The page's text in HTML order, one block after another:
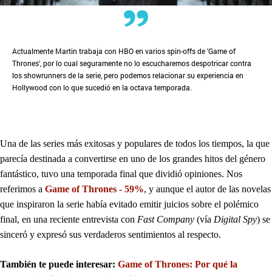
Actualmente Martin trabaja con HBO en varios spin-offs de 'Game of
Thrones', por lo cual seguramente no lo escucharemos despotricar contra
los showrunners de la serie, pero podemos relacionar su experiencia en
Hollywood con lo que sucedió en la octava temporada.
Una de las series más exitosas y populares de todos los tiempos, la que
parecía destinada a convertirse en uno de los grandes hitos del género
fantástico, tuvo una temporada final que dividió opiniones. Nos
referimos a Game of Thrones - 59%, y aunque el autor de las novelas
que inspiraron la serie había evitado emitir juicios sobre el polémico
final, en una reciente entrevista con Fast Company (vía Digital Spy) se
sinceró y expresó sus verdaderos sentimientos al respecto.
También te puede interesar: Game of Thrones: Por qué la